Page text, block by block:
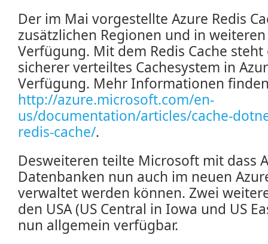
Der im Mai vorgestellte Azure Redis
zusätzlichen Regionen und in
Verfügung. Mit dem Redis Cache
sicherer verteiltes Cachesystem in
Verfügung. Mehr Informationen
http://azure.microsoft.com/en-
us/documentation/articles/cache-
redis-cache/.
Desweiteren teilte Microsoft mit dass
Datenbanken nun auch im neuen
verwaltet werden können. Zwei
den USA (US Central in Iowa und US
nun allgemein verfügbar.